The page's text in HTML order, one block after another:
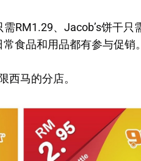
RM1.29、Jacob’s饼干只
食品和用品都有参与促销。
西马的分店。